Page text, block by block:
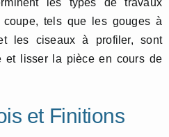
tels que les gouges à
les ciseaux à profiler, sont
et lisser la pièce en cours de
et Finitions